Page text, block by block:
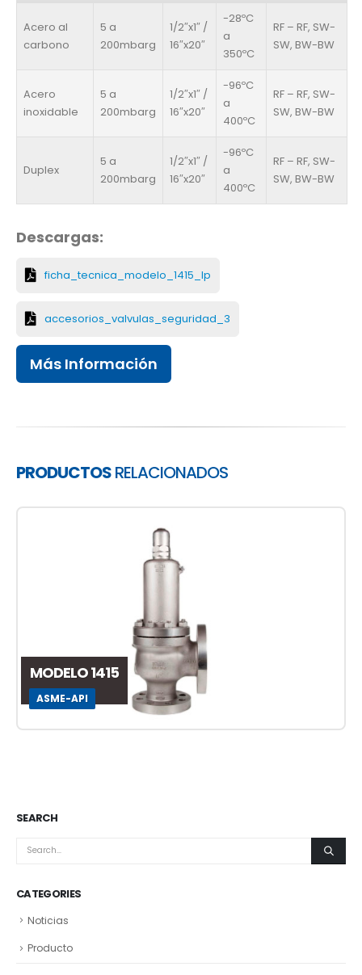
Acero al
carbono
5 a
200mbarg
1/2″x1″ /
16″x20″
-28ºC
a
350ºC
RF – RF, SW-
SW, BW-BW
Acero
inoxidable
5 a
200mbarg
1/2″x1″ /
16″x20″
-96ºC
a
400ºC
RF – RF, SW-
SW, BW-BW
Duplex
5 a
200mbarg
1/2″x1″ /
16″x20″
-96ºC
a
400ºC
RF – RF, SW-
SW, BW-BW
Descargas:
ficha_tecnica_modelo_1415_lp
accesorios_valvulas_seguridad_3
Más Información
PRODUCTOSRELACIONADOS
MODELO 1415
ASME-API
SEARCH
CATEGORIES
Noticias
Producto